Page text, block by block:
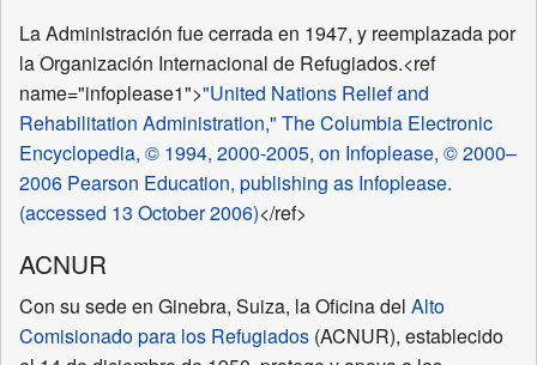
La Administración fue cerrada en 1947, y reemplazada por
la Organización Internacional de Refugiados.<ref
name="infoplease1">"United Nations Relief and
Rehabilitation Administration," The Columbia Electronic
Encyclopedia, © 1994, 2000-2005, on Infoplease, © 2000–
2006 Pearson Education, publishing as Infoplease.
(accessed 13 October 2006)</ref>
ACNUR
Con su sede en Ginebra, Suiza, la Oficina del Alto
Comisionado para los Refugiados (ACNUR), establecido